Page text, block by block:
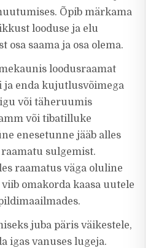
Õpib märkama
looduse ja elu
saama ja osa olema.
loodusraamat
ja enda kujutlusvõimega
või täheruumis
või tibatilluke
enesetunne jääb alles
sulgemist.
raamatus väga oluline
omakorda kaasa uutele
juba päris väikestele,
igas vanuses lugeja.